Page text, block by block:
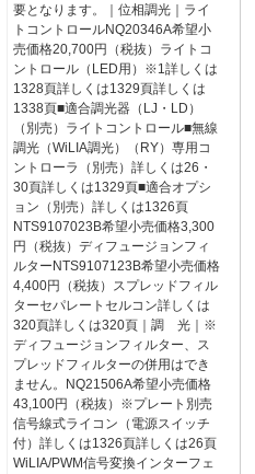
要となります。｜位相調光｜ライ
トコントロールNQ20346A希望小
売価格20,700円（税抜）ライトコ
ントロール（LED用）※1詳しくは
1328頁詳しくは1329頁詳しくは
1338頁■適合調光器（LJ・LD）
（別売）ライトコントロール■無線
調光（WiLIA調光）（RY）専用コ
ントローラ（別売）詳しくは26・
30頁詳しくは1329頁■適合オプシ
ョン（別売）詳しくは1326頁
NTS9107023B希望小売価格3,300
円（税抜）ディフュージョンフィ
ルターNTS9107123B希望小売価格
4,400円（税抜）スプレッドフィル
ターセパレートセルコン詳しくは
320頁詳しくは320頁｜調 光｜※
ディフュージョンフィルター、ス
プレッドフィルターの併用はでき
ません。NQ21506A希望小売価格
43,100円（税抜）※プレート別売
信号線式ライコン（電源スイッチ
付）詳しくは1326頁詳しくは26頁
WiLIA/PWM信号変換インターフェ